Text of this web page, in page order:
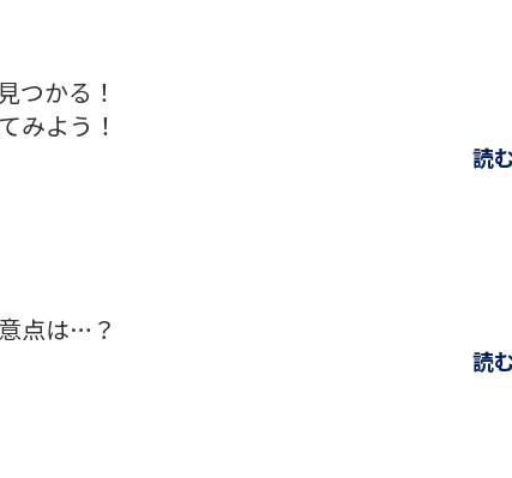
つかる！
みよう！
読
点は…？
読